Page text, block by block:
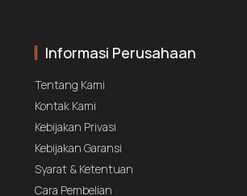
Informasi Perusahaan
Tentang Kami
Kontak Kami
Kebijakan Privasi
Kebijakan Garansi
Syarat & Ketentuan
Cara Pembelian